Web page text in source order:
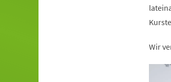
Wir